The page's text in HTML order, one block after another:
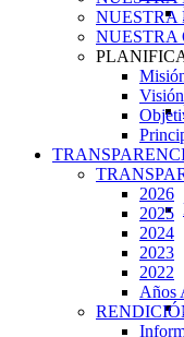
NUESTRA
NUESTRA
Visión
2026
2025
2024
2023
2022
Años